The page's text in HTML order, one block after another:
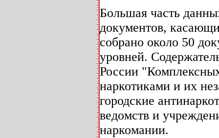
Большая часть
документов,
собрано около 50
уровней.
России
наркотиками и их
городские
ведомств и
наркомании.